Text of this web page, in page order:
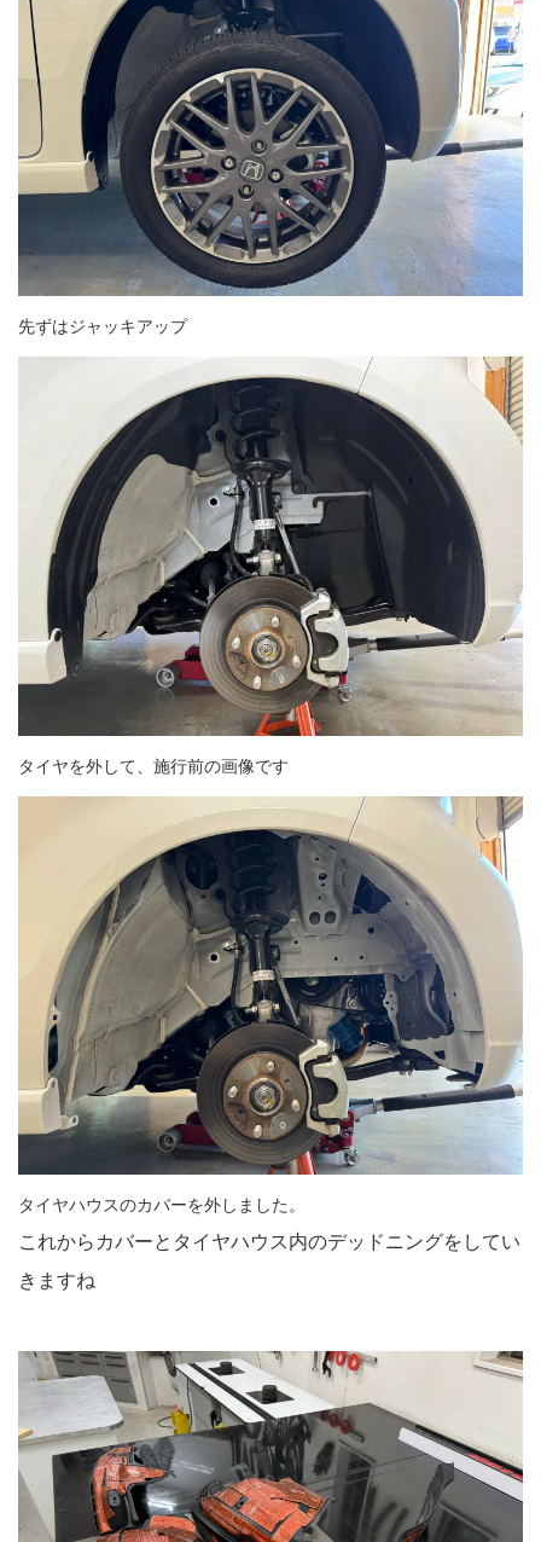
先ずはジャッキアップ
タイヤを外して、施行前の画像です
タイヤハウスのカバーを外しました。
これからカバーとタイヤハウス内のデッドニングをしてい
きますね